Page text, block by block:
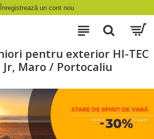
Înregistrează un cont nou
pentru exterior HI-TEC
Jr, Maro / Portocaliu